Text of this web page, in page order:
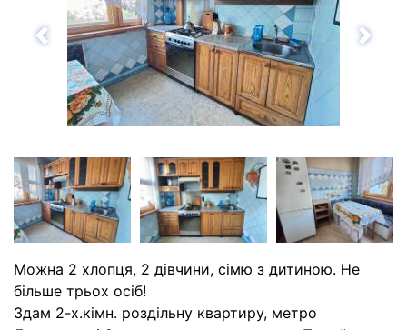
Назад
Можна 2 хлопця, 2 дівчини, сімю з дитиною. Не
більше трьох осіб!
Здам 2-х.кімн. роздільну квартиру, метро